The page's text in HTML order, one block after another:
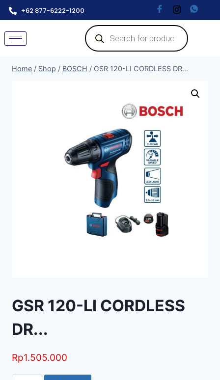
+62 877-6222-1200
Home / Shop / BOSCH / GSR 120-LI CORDLESS DR...
GSR 120-LI CORDLESS
DR...
Rp1.505.000